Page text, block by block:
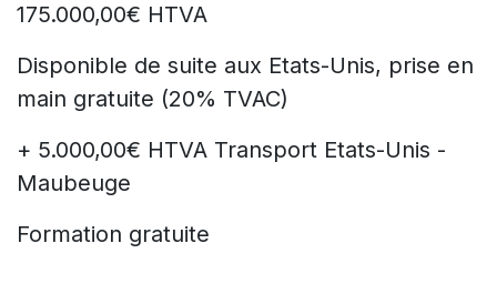
175.000,00€ HTVA
Disponible de suite aux Etats-Unis, prise en
main gratuite (20% TVAC)
+ 5.000,00€ HTVA Transport Etats-Unis -
Maubeuge
Formation gratuite